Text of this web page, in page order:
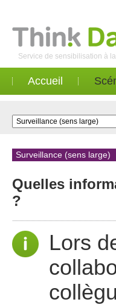
Service de sensibilisation à
Accueil
Surveillance (sens large)
Quelles
?
Lors